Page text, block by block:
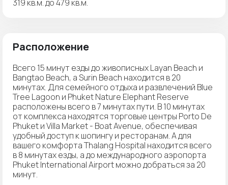
319 кв.м. до 479 кв.м.
Расположение
Всего 15 минут езды до живописных Layan Beach и
Bangtao Beach, а Surin Beach находится в 20
минутах. Для семейного отдыха и развлечений Blue
Tree Lagoon и Phuket Nature Elephant Reserve
расположены всего в 7 минутах пути. В 10 минутах
от комплекса находятся торговые центры Porto De
Phuket и Villa Market - Boat Avenue, обеспечивая
удобный доступ к шопингу и ресторанам. А для
вашего комфорта Thalang Hospital находится всего
в 8 минутах езды, а до международного аэропорта
Phuket International Airport можно добраться за 20
минут.